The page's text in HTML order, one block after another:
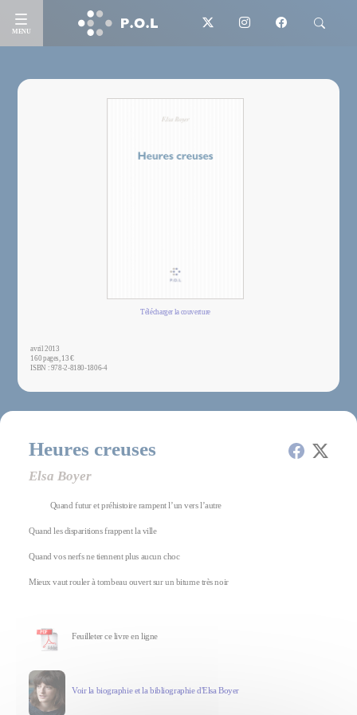
MENU
Télécharger la couverture
avril 2013
160 pages, 13 €
ISBN : 978-2-8180-1806-4
Heures creuses
Elsa Boyer
Quand futur et préhistoire rampent l’un vers l’autre
Quand les disparitions frappent la ville
Quand vos nerfs ne tiennent plus aucun choc
Mieux vaut rouler à tombeau ouvert sur un bitume très noir
Feuilleter ce livre en ligne
Voir la biographie et la bibliographie d'Elsa Boyer